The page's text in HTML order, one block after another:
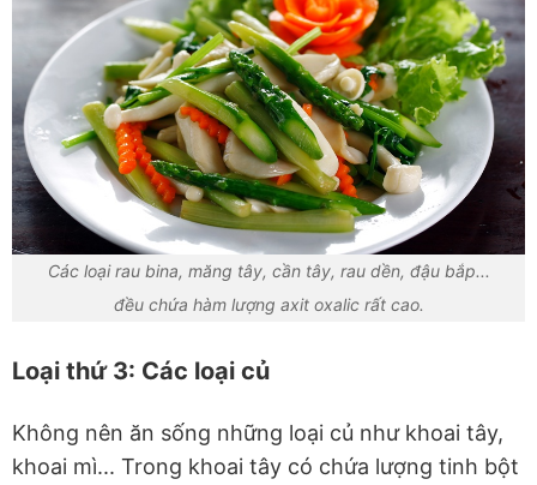
Các loại rau bina, măng tây, cần tây, rau dền, đậu bắp...
đều chứa hàm lượng axit oxalic rất cao.
Loại thứ 3: Các loại củ
Không nên ăn sống những loại củ như khoai tây,
khoai mì... Trong khoai tây có chứa lượng tinh bột